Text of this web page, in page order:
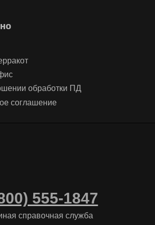
обработки ПД
соглашение
555-1847
справочная служба